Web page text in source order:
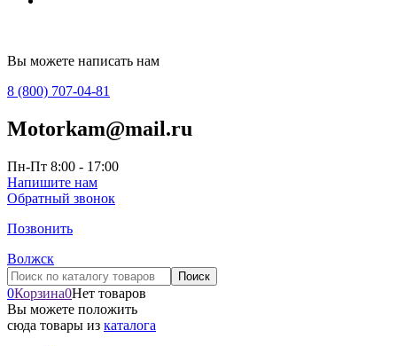
Вы можете написать нам
8 (800) 707-04-81
Motorkam@mail.ru
Пн-Пт 8:00 - 17:00
Напишите нам
Обратный звонок
Позвонить
Волжск
0Корзина0Нет товаров
Вы можете положить
сюда товары из каталога